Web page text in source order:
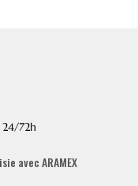
72h
avec ARAMEX